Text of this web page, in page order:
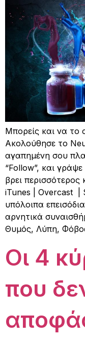
Μπορείς και να το
Ακολούθησε το
αγαπημένη σου
“Follow”, και
βρει
iTunes | Overcast |
υπόλοιπα
αρνητικά
Θυμός, Λύπη,
Οι 4
που